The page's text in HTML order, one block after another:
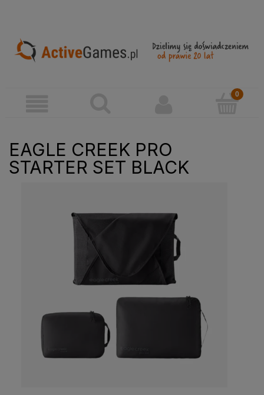
EAGLE CREEK PRO
STARTER SET BLACK